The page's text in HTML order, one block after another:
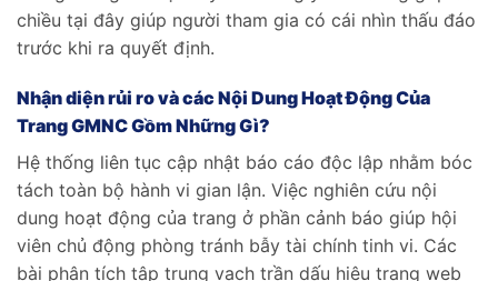
chiều tại đây giúp người tham gia có cái nhìn thấu đáo
trước khi ra quyết định.
Nhận diện rủi ro và các Nội Dung Hoạt Động Của
Trang GMNC Gồm Những Gì?
Hệ thống liên tục cập nhật báo cáo độc lập nhằm bóc
tách toàn bộ hành vi gian lận. Việc nghiên cứu nội
dung hoạt động của trang ở phần cảnh báo giúp hội
viên chủ động phòng tránh bẫy tài chính tinh vi. Các
bài phân tích tập trung vạch trần dấu hiệu trang web